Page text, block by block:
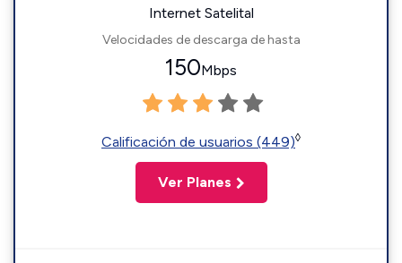
Internet Satelital
Velocidades de descarga de hasta
150Mbps
Calificación de usuarios (449)◊
Ver Planes